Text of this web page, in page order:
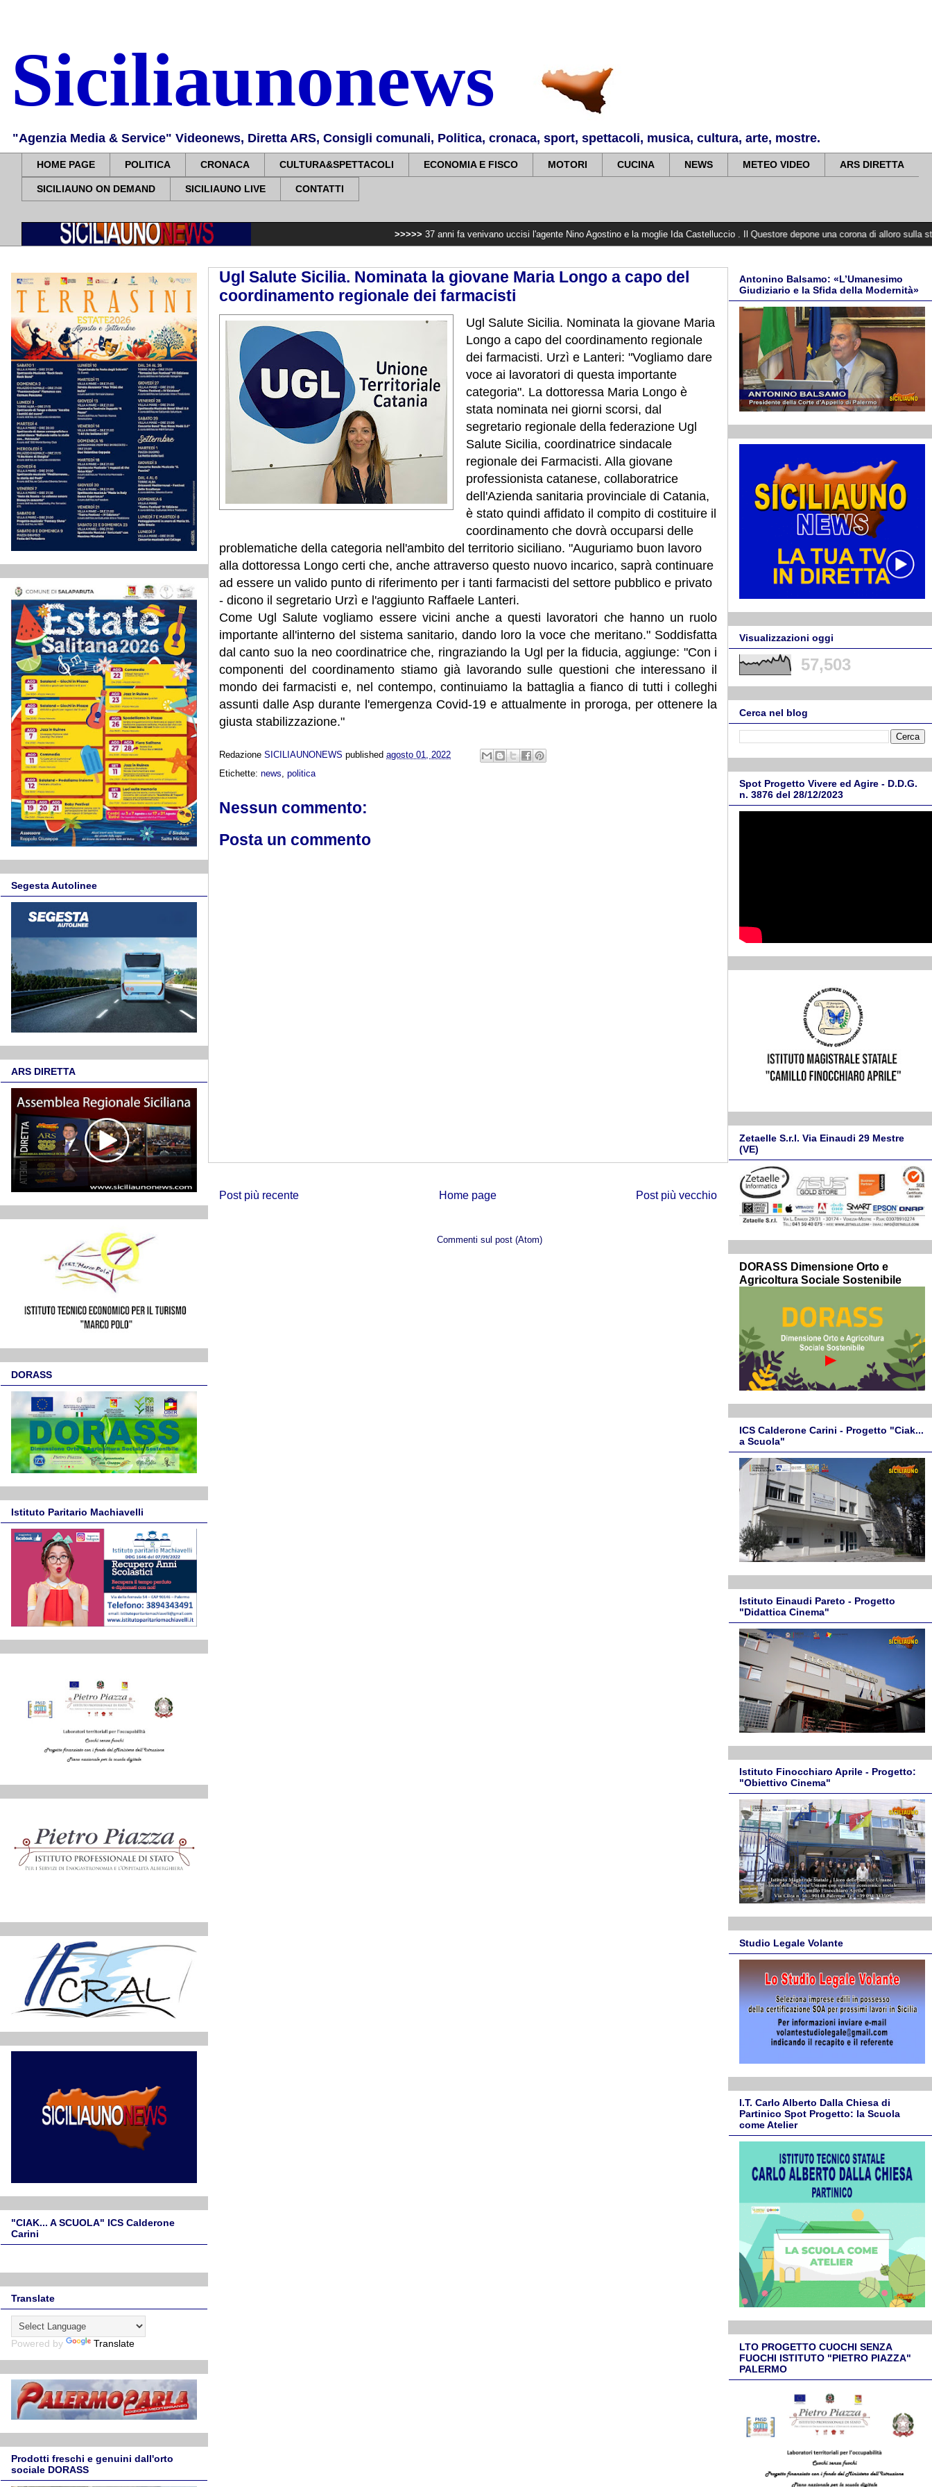
Siciliaunonews
"Agenzia Media & Service" Videonews, Diretta ARS, Consigli comunali, Politica, cronaca, sport, spettacoli, musica, cultura, arte, mostre.
HOME PAGE POLITICA CRONACA CULTURA&SPETTACOLI ECONOMIA E FISCO MOTORI CUCINA NEWS METEO VIDEO ARS DIRETTA
SICILIAUNO ON DEMAND SICILIAUNO LIVE CONTATTI
37 anni fa venivano uccisi l'agente Nino Agostino e la moglie Ida Castelluccio . Il Questore depone una corona di alloro sulla stele a
Ugl Salute Sicilia. Nominata la giovane Maria Longo a capo del
coordinamento regionale dei farmacisti
Ugl Salute Sicilia. Nominata la giovane Maria
Longo a capo del coordinamento regionale
dei farmacisti. Urzì e Lanteri: "Vogliamo dare
voce ai lavoratori di questa importante
categoria". La dottoressa Maria Longo è
stata nominata nei giorni scorsi, dal
segretario regionale della federazione Ugl
Salute Sicilia, coordinatrice sindacale
regionale dei Farmacisti. Alla giovane
professionista catanese, collaboratrice
dell'Azienda sanitaria provinciale di Catania,
è stato quindi affidato il compito di costituire il
coordinamento che dovrà occuparsi delle
problematiche della categoria nell'ambito del territorio siciliano. "Auguriamo buon lavoro
alla dottoressa Longo certi che, anche attraverso questo nuovo incarico, saprà continuare
ad essere un valido punto di riferimento per i tanti farmacisti del settore pubblico e privato
- dicono il segretario Urzì e l'aggiunto Raffaele Lanteri.
Come Ugl Salute vogliamo essere vicini anche a questi lavoratori che hanno un ruolo
importante all'interno del sistema sanitario, dando loro la voce che meritano." Soddisfatta
dal canto suo la neo coordinatrice che, ringraziando la Ugl per la fiducia, aggiunge: "Con i
componenti del coordinamento stiamo già lavorando sulle questioni che interessano il
mondo dei farmacisti e, nel contempo, continuiamo la battaglia a fianco di tutti i colleghi
assunti dalle Asp durante l'emergenza Covid-19 e attualmente in proroga, per ottenere la
giusta stabilizzazione."
Redazione SICILIAUNONEWS published agosto 01, 2022
Etichette: news politica
Nessun commento:
Posta un commento
Post più recente Post più vecchio
Home page
Commenti sul post (Atom)
Segesta Autolinee
ARS DIRETTA
DORASS
Istituto Paritario Machiavelli
"CIAK... A SCUOLA" ICS Calderone
Carini
Translate
Powered by Translate
Prodotti freschi e genuini dall'orto
sociale DORASS
Antonino Balsamo: «L’Umanesimo
Giudiziario e la Sfida della Modernità»
Visualizzazioni oggi
57,503
Cerca nel blog
Spot Progetto Vivere ed Agire - D.D.G.
n. 3876 del 28/12/2023
Zetaelle S.r.l. Via Einaudi 29 Mestre
(VE)
DORASS Dimensione Orto e
Agricoltura Sociale Sostenibile
ICS Calderone Carini - Progetto "Ciak...
a Scuola"
Istituto Einaudi Pareto - Progetto
"Didattica Cinema"
Istituto Finocchiaro Aprile - Progetto:
"Obiettivo Cinema"
Studio Legale Volante
I.T. Carlo Alberto Dalla Chiesa di
Partinico Spot Progetto: la Scuola
come Atelier
LTO PROGETTO CUOCHI SENZA
FUOCHI ISTITUTO "PIETRO PIAZZA"
PALERMO